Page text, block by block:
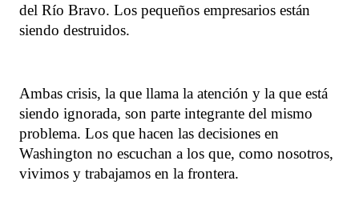
del Río Bravo. Los pequeños empresarios están
siendo destruidos.
Ambas crisis, la que llama la atención y la que está
siendo ignorada, son parte integrante del mismo
problema. Los que hacen las decisiones en
Washington no escuchan a los que, como nosotros,
vivimos y trabajamos en la frontera.